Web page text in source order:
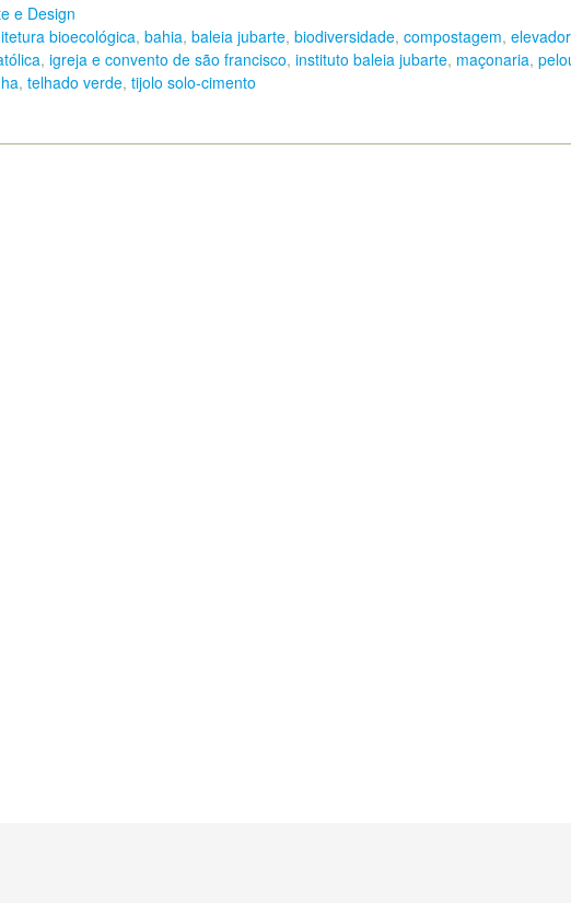
e Design
bioecológica, bahia, baleia jubarte, biodiversidade, compostagem,
, igreja e convento de são francisco, instituto baleia jubarte, maçonaria,
, telhado verde, tijolo solo-cimento